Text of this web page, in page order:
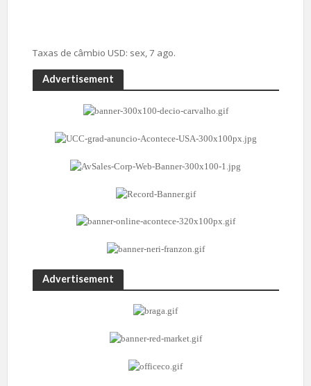
Taxas de câmbio USD: sex, 7 ago.
Advertisement
Advertisement